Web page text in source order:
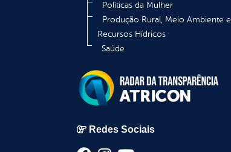
Políticas da Mulher
Produção Rural, Meio Ambiente e
Recursos Hídricos
Saúde
Redes Sociais